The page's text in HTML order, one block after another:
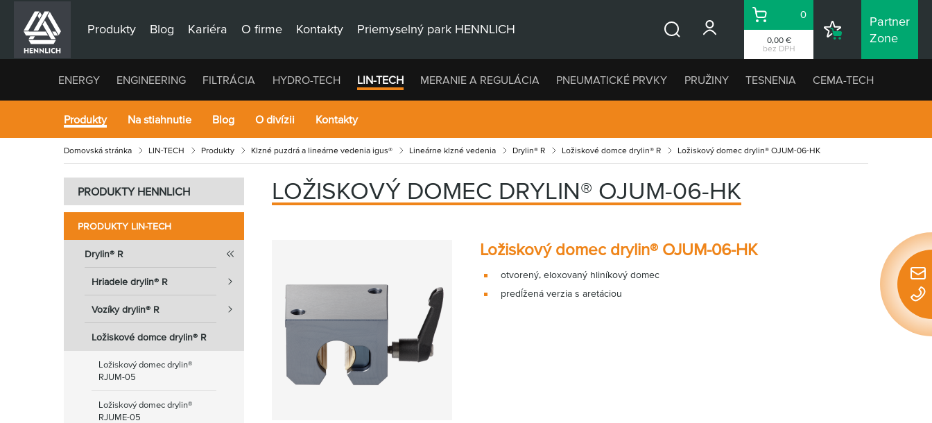
Produkty Blog Kariéra O firme Kontakty Priemyselný park HENNLICH
0,00 €
bez DPH
Košík
0
Nákupný
Partner
Zone
ENERGY ENGINEERING FILTRÁCIA HYDRO-TECH LIN-TECH MERANIE A REGULÁCIA PNEUMATICKÉ PRVKY PRUŽINY TESNENIA CEMA-TECH
Produkty Na stiahnutie Blog O divízii Kontakty
Domovská stránka LIN-TECH Produkty Klzné puzdrá a lineárne vedenia igus® Lineárne klzné vedenia Drylin® R Ložiskové domce drylin® R Ložiskový domec drylin® OJUM-06-HK
PRODUKTY HENNLICH
PRODUKTY LIN-TECH
Drylin® R
Hriadele drylin® R
Vozíky drylin® R
Ložiskové domce drylin® R
Ložiskový domec drylin®
RJUM-05
Ložiskový domec drylin®
RJUME-05
LOŽISKOVÝ DOMEC DRYLIN® OJUM-06-HK
Ložiskový domec drylin® OJUM-06-HK
otvorený, eloxovaný hliníkový domec
predĺžená verzia s aretáciou